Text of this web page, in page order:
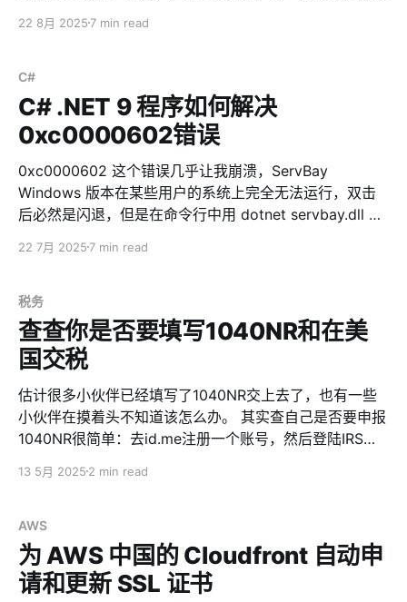
2023 年疫情后，英国 HMRC 已经把英国企业的公司税
是还没搞懂什么叫做“税务居民”吧。 看到这，估计很多人
会说了：我是中国税务居民，又不是英国人又不是英国籍
有没有英国居留权，我怎么能算是英国的“税务居民”？ 对
对对，你没错。 但长者有句老话：Too young, too
simple, sometimes naive。 你以为“税务居民”就是居民
啊？
22 8月 2025 7 min read
C#
C# .NET 9 程序如何解决
0xc0000602错误
0xc0000602 这个错误几乎让我崩溃，ServBay
Windows 版本在某些用户的系统上完全无法运行，双击
后必然是闪退，但是在命令行中用 dotnet servbay.dll 又
分用户的系统上，会提示.NET 9 框架没安装，但事实情况
刚好是 VMware 的虚拟机出现这个问题，让用户把这个虚
拟机打包发过来，在几个不同环境中恢复，都无法复现这
个情况。用户换了其他设备也没这个问题，只有在特定的
设备、特定的虚拟机上才出现这个问题。同样设备，换另
外的虚拟机也没这个问题。 想死。 先看看错误日志： 日
志名称: Application 来源: Application Error 日期:
2025/7/22 0:18:51 事件 ID: 1000 任务类别:
22 7月 2025 7 min read
税务
查查你是否要填写1040NR和在美
国交税
估计很多小伙伴已经填写了1040NR交上去了，也有一些
小伙伴在摸着头不知道该怎么办。 其实查自己是否要申报
1040NR很简单：去id.me注册一个账号，然后登陆IRS的
SSN、ITIN就可以注册。具体注册步骤就不在这里重复
册完id.me以后，就可以登陆到IRS的网站了。我们打开
https://sa.www4.irs.gov/ola/tax_records/transcripts
这个网页，选择id.me的登陆方式（也只能选这个），登
录后，在左下角可以看到一个『2024 Wage & Income
13 5月 2025 2 min read
AWS
为 AWS 中国的 Cloudfront 自动申
请和更新 SSL 证书